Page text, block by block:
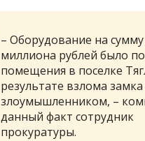
– Оборудование на
миллиона рублей было
помещения в поселке
результате взлома замка
злоумышленником, –
данный факт сотрудник
прокуратуры.